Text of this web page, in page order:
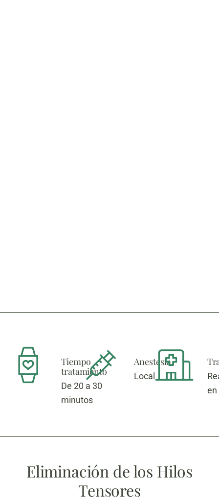
Tiempo
tratamiento
De 20 a 30
minutos
Anestesia
Local
en
Eliminación de los Hilos
Tensores